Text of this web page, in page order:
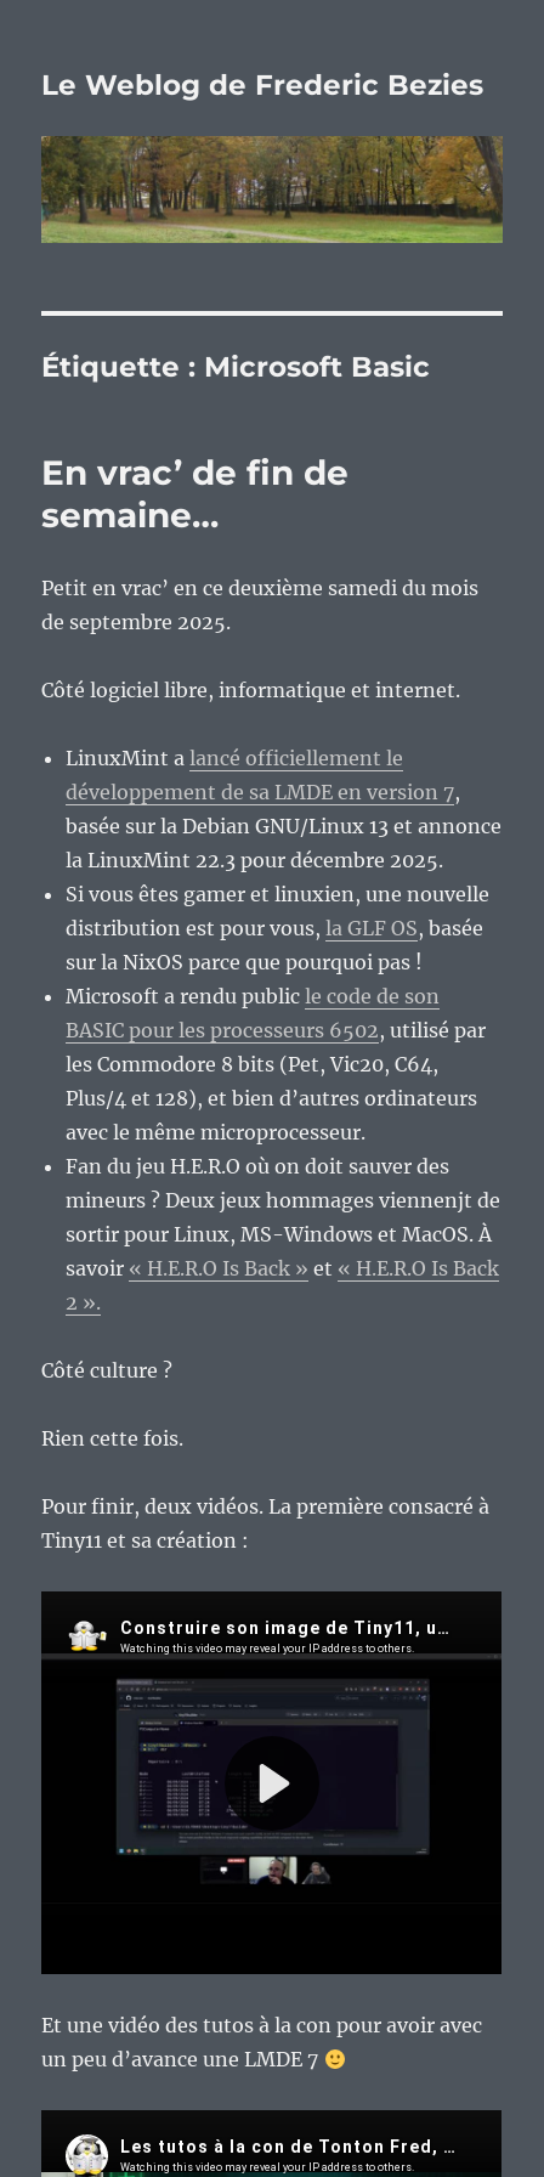
Le Weblog de Frederic Bezies
Étiquette : Microsoft Basic
En vrac’ de fin de
semaine…
Petit en vrac’ en ce deuxième samedi du mois
de septembre 2025.
Côté logiciel libre, informatique et internet.
LinuxMint alancé officiellement le
développement de sa LMDE en version 7,
basée sur la Debian GNU/Linux 13 et annonce
la LinuxMint 22.3 pour décembre 2025.
Si vous êtes gamer et linuxien, une nouvelle
distribution est pour vous,la GLF OS, basée
sur la NixOS parce que pourquoi pas !
Microsoft a rendu publicle code de son
BASIC pour les processeurs 6502, utilisé par
les Commodore 8 bits (Pet, Vic20, C64,
Plus/4 et 128), et bien d’autres ordinateurs
avec le même microprocesseur.
Fan du jeu H.E.R.O où on doit sauver des
mineurs ? Deux jeux hommages viennenjt de
sortir pour Linux, MS-Windows et MacOS. À
savoir « H.E.R.O Is Back » et « H.E.R.O Is Back
2 ».
Côté culture ?
Rien cette fois.
Pour finir, deux vidéos. La première consacré à
Tiny11 et sa création :
Et une vidéo des tutos à la con pour avoir avec
un peu d’avance une LMDE 7